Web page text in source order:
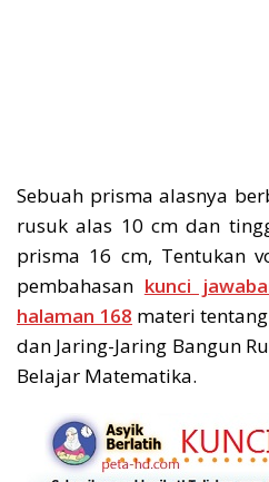
Sebuah prisma alasnya
rusuk alas 10 cm dan
prisma 16 cm, Tentukan
pembahasan kunci
halaman 168 materi
dan Jaring-Jaring Bangun
Belajar Matematika.